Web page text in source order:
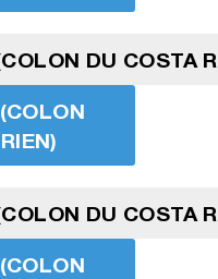
DU COSTA
DU COSTA